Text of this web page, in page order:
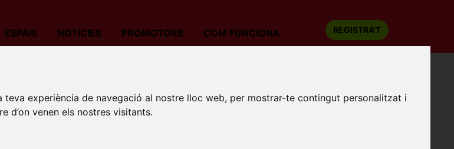
experiència de navegació al nostre lloc web, per mostrar-te contingut personalitzat i
d’on venen els nostres visitants.
ESPAIS NOTÍCIES PROMOTORS COM FUNCIONA REGISTRA'T
CIE DISSOCIÉE MARCELO NUNES. GHETTO